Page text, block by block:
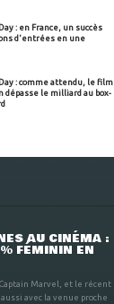
: en France, un succès
d'entrées en une
: comme attendu, le film
dépasse le milliard au box-
AU CINÉMA :
FÉMININ EN
Marvel, et le récent
avec la venue proche